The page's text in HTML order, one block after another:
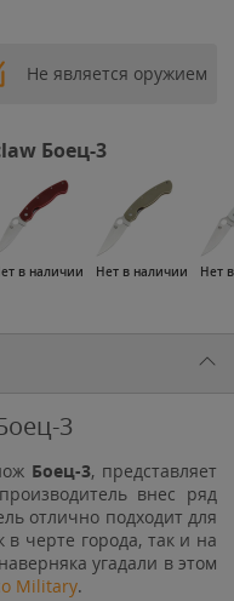
Не является оружием
Боец-3
в наличии Нет в наличии Нет
3
Боец-3, представляет
внес ряд
отлично подходит для
в черте города, так и на
угадали в этом
Military.